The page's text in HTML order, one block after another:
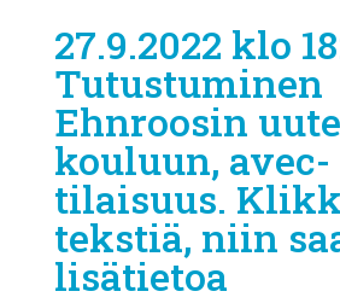
27.9.2022 klo
Tutustuminen
Ehnroosin
kouluun, avec-
tilaisuus.
tekstiä, niin
lisätietoa